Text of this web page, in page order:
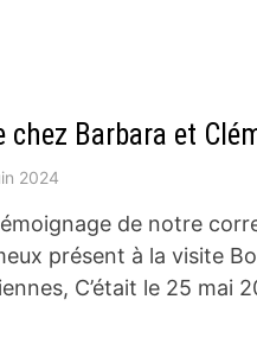
chez Barbara et
2024
de notre
présent à la visite
C’était le 25 mai